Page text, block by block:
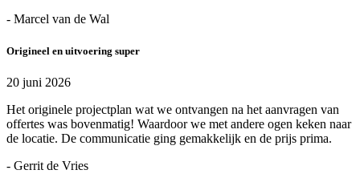
- Marcel van de Wal
Origineel en uitvoering super
20 juni 2026
Het originele projectplan wat we ontvangen na het aanvragen van
offertes was bovenmatig! Waardoor we met andere ogen keken naar
de locatie. De communicatie ging gemakkelijk en de prijs prima.
- Gerrit de Vries